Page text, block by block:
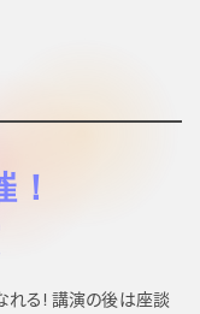
れる!講演の後は座談